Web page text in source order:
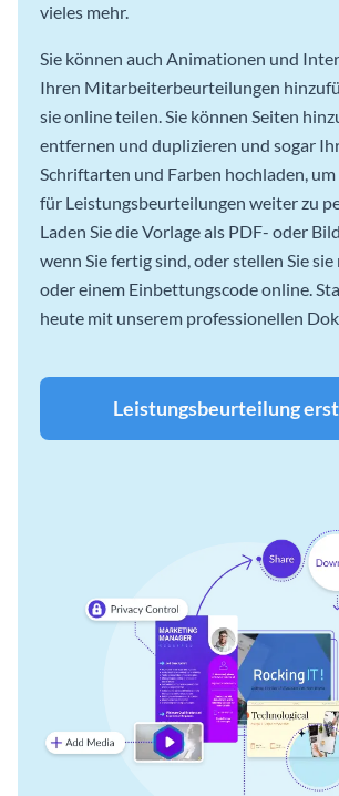
vieles mehr.
Sie können auch Animationen und
Ihren Mitarbeiterbeurteilungen
sie online teilen. Sie können Seiten
entfernen und duplizieren und sogar
Schriftarten und Farben hochladen,
für Leistungsbeurteilungen weiter zu
Laden Sie die Vorlage als PDF- oder
wenn Sie fertig sind, oder stellen Sie
oder einem Einbettungscode online.
heute mit unserem professionellen
Leistungsbeurteilung